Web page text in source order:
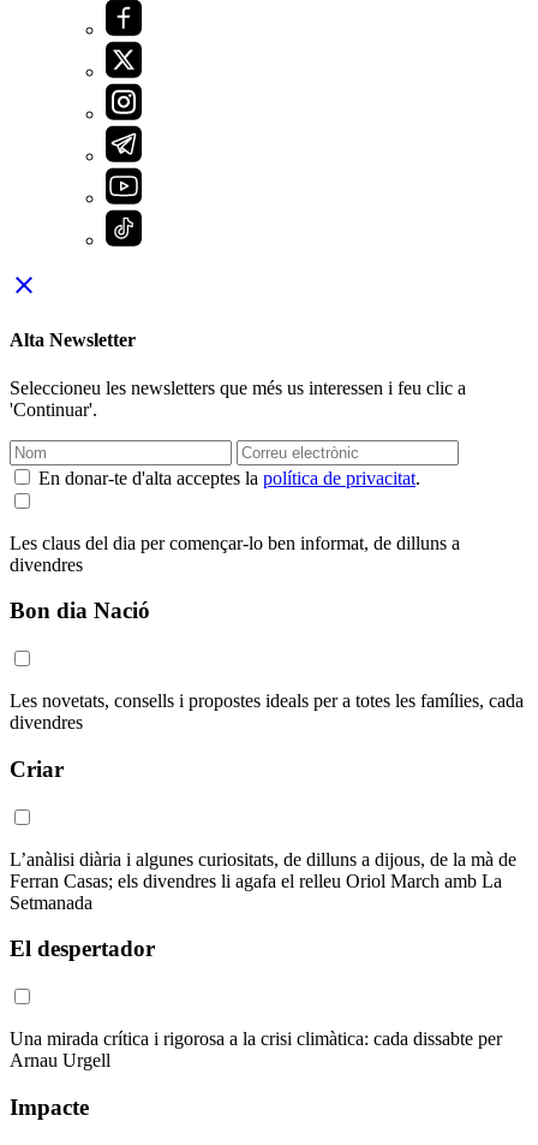
close
Alta Newsletter
Seleccioneu les newsletters que més us interessen i feu clic a
'Continuar'.
En donar-te d'alta acceptes la política de privacitat.
Les claus del dia per començar-lo ben informat, de dilluns a
divendres
Bon dia Nació
Les novetats, consells i propostes ideals per a totes les famílies, cada
divendres
Criar
L’anàlisi diària i algunes curiositats, de dilluns a dijous, de la mà de
Ferran Casas; els divendres li agafa el relleu Oriol March amb La
Setmanada
El despertador
Una mirada crítica i rigorosa a la crisi climàtica: cada dissabte per
Arnau Urgell
Impacte